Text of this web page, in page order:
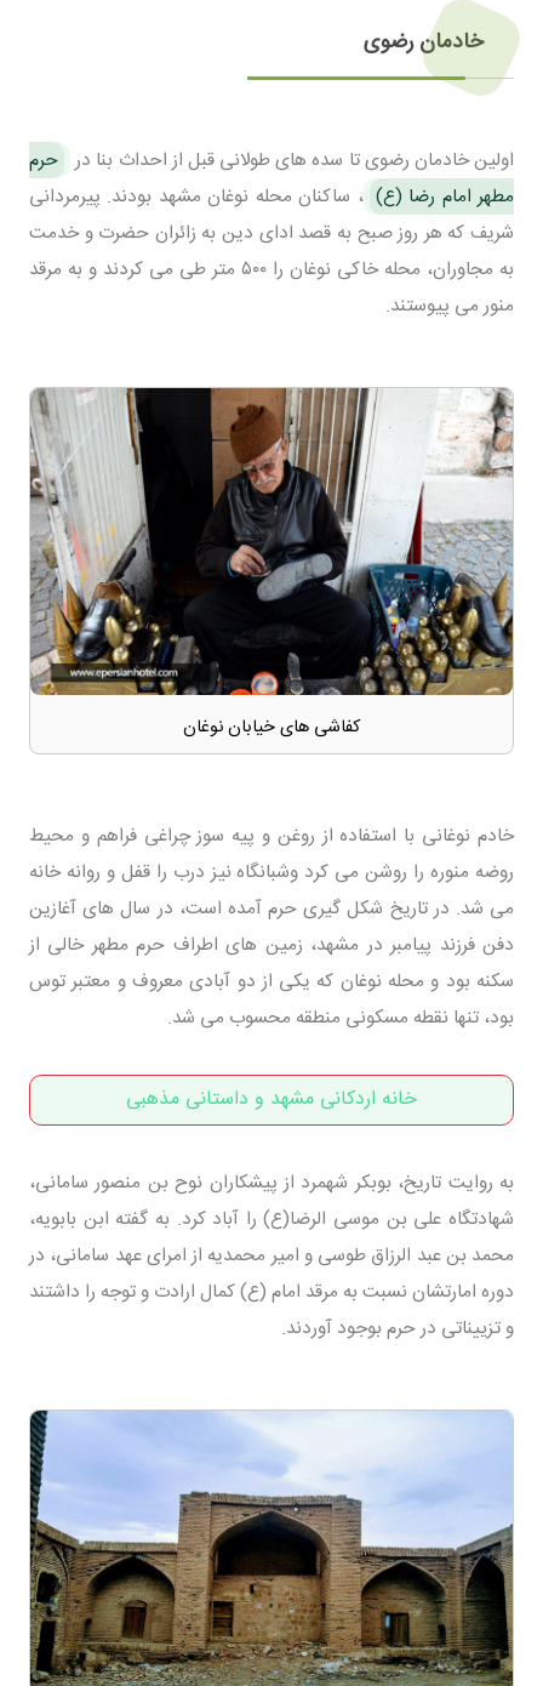
خادمان رضوی
اولین خادمان رضوی تا سده های طولانی قبل از احداث بنا در حرم
مطهر امام رضا (ع) ، ساکنان محله نوغان مشهد بودند. پیرمردانی
شریف که هر روز صبح به قصد ادای دین به زائران حضرت و خدمت
به مجاوران، محله خاکی نوغان را ۵۰۰ متر طی می کردند و به مرقد
منور می پیوستند.
کفاشی های خیابان نوغان
خادم نوغانی با استفاده از روغن و پیه سوز چراغی فراهم و محیط
روضه منوره را روشن می کرد وشبانگاه نیز درب را قفل و روانه خانه
می شد. در تاریخ شکل گیری حرم آمده است، در سال های آغازین
دفن فرزند پیامبر در مشهد، زمین های اطراف حرم مطهر خالی از
سکنه بود و محله نوغان که یکی از دو آبادی معروف و معتبر توس
بود، تنها نقطه مسکونی منطقه محسوب می شد.
خانه اردکانی مشهد و داستانی مذهبی
به روایت تاریخ، بوبکر شهمرد از پیشکاران نوح بن منصور سامانی،
شهادتگاه علی بن موسی الرضا(ع) را آباد کرد. به گفته ابن بابویه،
محمد بن عبد الرزاق طوسی و امیر محمدیه از امرای عهد سامانی، در
دوره امارتشان نسبت به مرقد امام (ع) کمال ارادت و توجه را داشتند
و تزییناتی در حرم بوجود آوردند.